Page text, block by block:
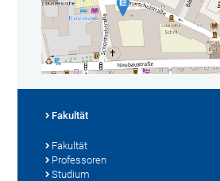
Fakultät
Fakultät
Professoren
Studium